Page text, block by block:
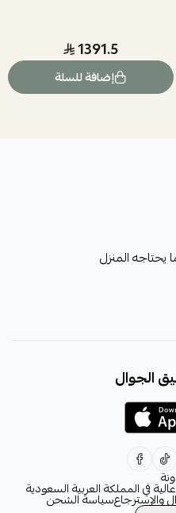
1391.5
إضافة للسلة
يحتاجه المنزل
الجوال
في المملكة العربية السعودية
والإسترجاعسياسة الشحن